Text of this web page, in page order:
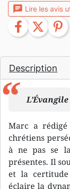
Description
Marc a
chrétiens
à ne pas se
présentes. Il
et la
éclaire la
chat Lire les avis
facebook twitter pinterest